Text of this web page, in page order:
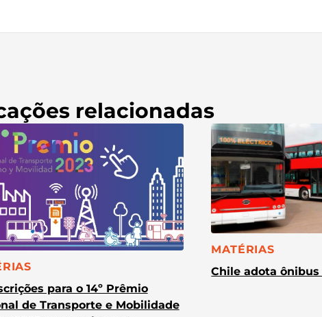
relacionadas
para o 14º Prêmio
de Transporte e Mobilidade
CATEGORIA:
MATÉRIAS
Chile adota